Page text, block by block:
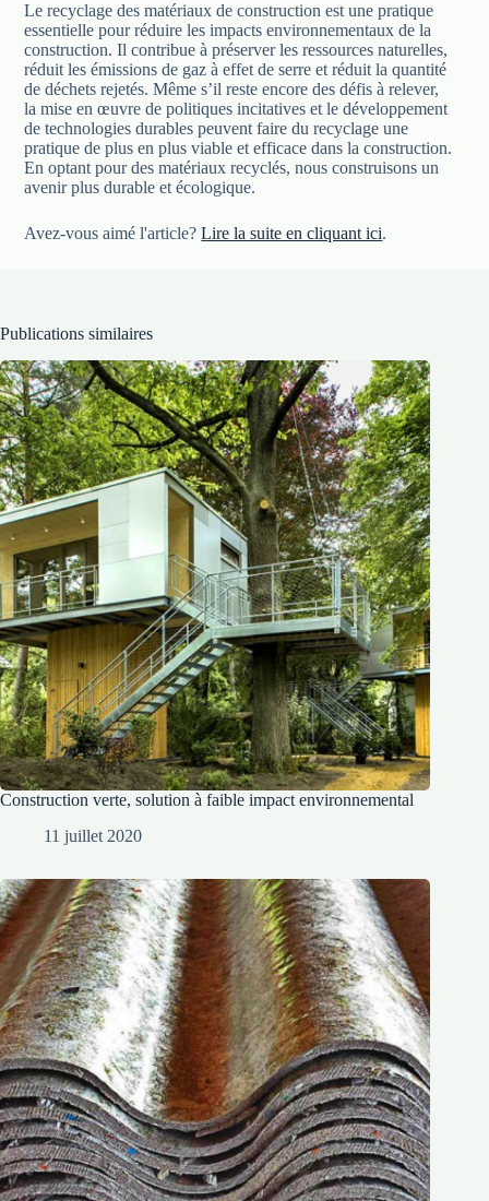
Le recyclage des matériaux de construction est une pratique
essentielle pour réduire les impacts environnementaux de la
construction. Il contribue à préserver les ressources naturelles,
réduit les émissions de gaz à effet de serre et réduit la quantité
de déchets rejetés. Même s’il reste encore des défis à relever,
la mise en œuvre de politiques incitatives et le développement
de technologies durables peuvent faire du recyclage une
pratique de plus en plus viable et efficace dans la construction.
En optant pour des matériaux recyclés, nous construisons un
avenir plus durable et écologique.
Avez-vous aimé l'article?Lire la suite en cliquant ici.
Publications similaires
Construction verte, solution à faible impact environnemental
11 juillet 2020